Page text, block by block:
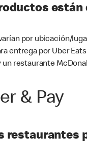
por ubicación/
entrega por Uber
un restaurante
& Pay
restaurantes